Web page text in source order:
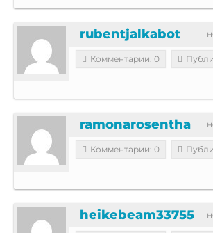
rubentjalkabot
Комментарии: 0
ramonarosentha
Комментарии: 0
heikebeam33755